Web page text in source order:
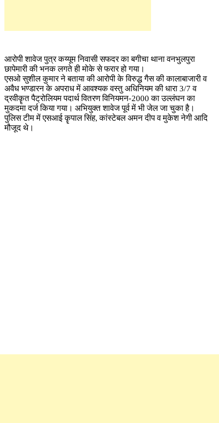
आरोपी शावेज पुत्र कय्यूम निवासी सफदर का बगीचा थाना वनभुलपुरा
छापेमारी की भनक लगते ही मोके से फरार हो गया।
एसओ सुशील कुमार ने बताया की आरोपी के विरुद्ध गैस की कालाबाजारी व
अवैध भण्डारन के अपराध में आवश्यक वस्तु अधिनियम की धारा 3/7 व
द्रवीकॄत पैट्रोलियम पदार्थ वितरण विनियमन-2000 का उल्लंघन का
मुकदमा दर्ज किया गया। अभियुक्त शावेज पूर्व में भी जेल जा चुका है।
पुलिस टीम में एसआई कॄपाल सिंह, कांस्टेबल अमन दीप व मुकेश नेगी आदि
मौजूद थे।